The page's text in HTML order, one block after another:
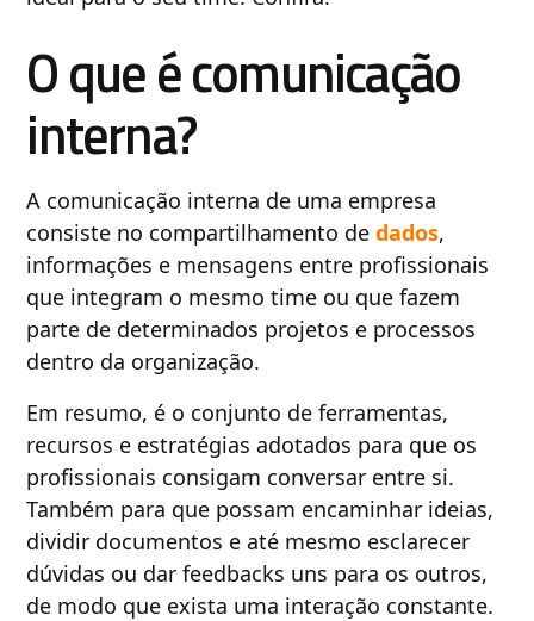
O que é comunicação
interna?
A comunicação interna de uma empresa
consiste no compartilhamento dedados,
informações e mensagens entre profissionais
que integram o mesmo time ou que fazem
parte de determinados projetos e processos
dentro da organização.
Em resumo, é o conjunto de ferramentas,
recursos e estratégias adotados para que os
profissionais consigam conversar entre si.
Também para que possam encaminhar ideias,
dividir documentos e até mesmo esclarecer
dúvidas ou dar feedbacks uns para os outros,
de modo que exista uma interação constante.